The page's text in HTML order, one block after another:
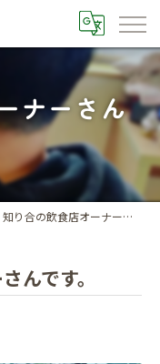
ナーさん
知り合の飲食店オーナーさんです。
んです。